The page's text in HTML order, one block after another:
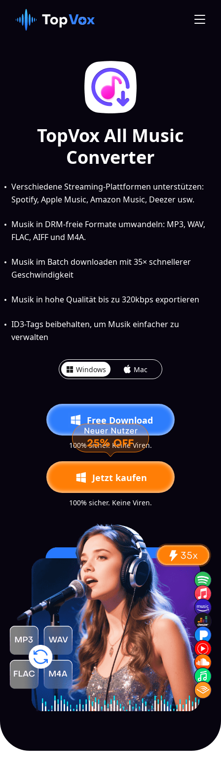
TopVox All Music
Converter
Verschiedene Streaming-Plattformen unterstützen:
Spotify, Apple Music, Amazon Music, Deezer usw.
Musik in DRM-freie Formate umwandeln: MP3, WAV,
FLAC, AIFF und M4A.
Musik im Batch downloaden mit 35× schnellerer
Geschwindigkeit
Musik in hohe Qualität bis zu 320kbps exportieren
ID3-Tags beibehalten, um Musik einfacher zu
verwalten
Windows Mac
Free Download
100% sicher. Keine Viren.
Jetzt kaufen
100% sicher. Keine Viren.